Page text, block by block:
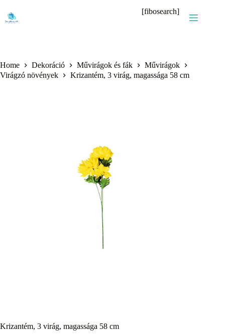
content
[fibosearch]
Home Dekoráció Művirágok és fák
Művirágok
Virágzó növények
Krizantém, 3 virág, magassága 58 cm
Krizantém, 3 virág, magassága 58 cm